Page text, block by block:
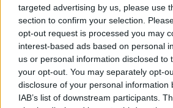
targeted advertising by us, please use
section to confirm your selection.
opt-out request is processed you may
interest-based ads based on personal
us or personal information disclosed to
your opt-out. You may separately opt-
disclosure of your personal information
IAB’s list of downstream participants.
SOS (Șoșoacă)
POT (Gavrilă)
PACE (Peia)
Acțiunea Conservatoare (Târziu)
PDF (Lazarus)
PUSL (D. Voiculescu)